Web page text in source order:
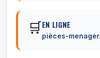
🛒EN LIGNE
pièces-